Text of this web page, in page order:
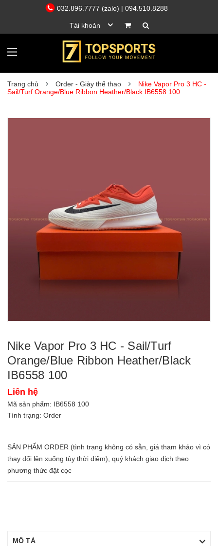
032.896.7777 (zalo) | 094.510.8288
Tài khoản
Trang chủ Order - Giày thể thao
Nike Vapor Pro 3 HC -
Sail/Turf Orange/Blue Ribbon Heather/Black IB6558 100
Nike Vapor Pro 3 HC - Sail/Turf
Orange/Blue Ribbon Heather/Black
IB6558 100
Liên hệ
Mã sản phẩm: IB6558 100
Tình trạng: Order
SẢN PHẨM ORDER (tình trạng không có sẵn, giá tham khảo vì có
thay đổi lên xuống tùy thời điểm), quý khách giao dịch theo
phương thức đặt cọc
MÔ TẢ